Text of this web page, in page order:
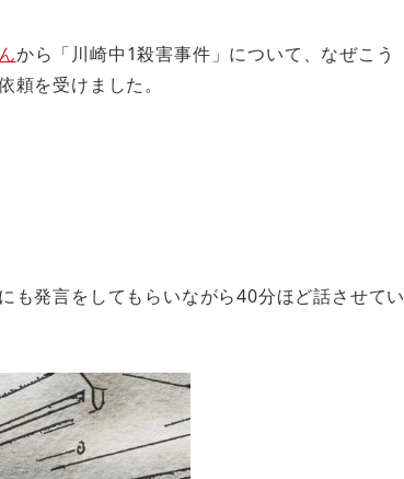
から「川崎中1殺害事件」について、なぜこう
を受けました。
も発言をしてもらいながら40分ほど話させてい